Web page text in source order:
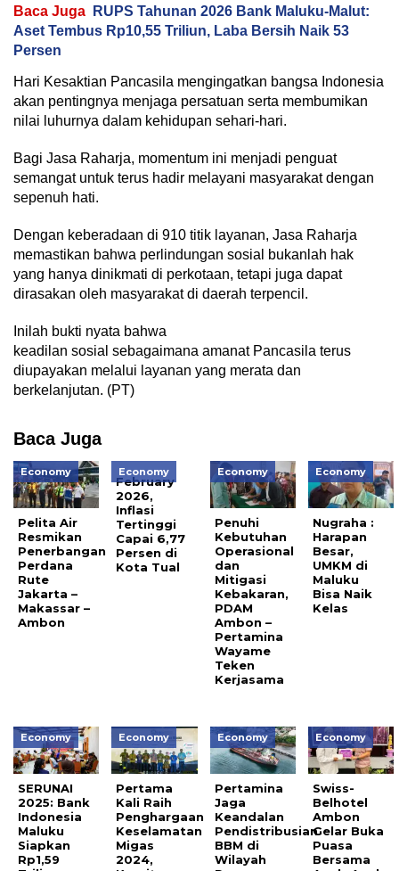
Baca Juga
RUPS Tahunan 2026 Bank Maluku-Malut:
Aset Tembus Rp10,55 Triliun, Laba Bersih Naik 53
Persen
Hari Kesaktian Pancasila mengingatkan bangsa Indonesia
akan pentingnya menjaga persatuan serta membumikan
nilai luhurnya dalam kehidupan sehari-hari.
Bagi Jasa Raharja, momentum ini menjadi penguat
semangat untuk terus hadir melayani masyarakat dengan
sepenuh hati.
Dengan keberadaan di 910 titik layanan, Jasa Raharja
memastikan bahwa perlindungan sosial bukanlah hak
yang hanya dinikmati di perkotaan, tetapi juga dapat
dirasakan oleh masyarakat di daerah terpencil.
Inilah bukti nyata bahwa
keadilan sosial sebagaimana amanat Pancasila terus
diupayakan melalui layanan yang merata dan
berkelanjutan. (PT)
Baca Juga
Economy
Pelita Air
Resmikan
Penerbangan
Perdana
Rute
Jakarta –
Makassar –
Ambon
Economy
February
2026,
Inflasi
Tertinggi
Capai 6,77
Persen di
Kota Tual
Economy
Penuhi
Kebutuhan
Operasional
dan
Mitigasi
Kebakaran,
PDAM
Ambon –
Pertamina
Wayame
Teken
Kerjasama
Economy
Nugraha :
Harapan
Besar,
UMKM di
Maluku
Bisa Naik
Kelas
Economy
SERUNAI
2025: Bank
Indonesia
Maluku
Siapkan
Rp1,59
Economy
Pertama
Kali Raih
Penghargaan
Keselamatan
Migas
2024,
Economy
Pertamina
Jaga
Keandalan
Pendistribusian
BBM di
Wilayah
Economy
Swiss-
Belhotel
Ambon
Gelar Buka
Puasa
Bersama